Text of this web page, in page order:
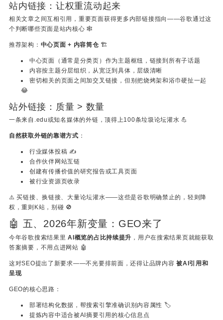
站内链接：让权重流动起来
相关文章之间互相引用，重要页面获得更多内部链接指向——谷歌通过这
个判断哪些页面是站内核心 🕸️
推荐架构： 中心页面 + 内容筒仓 🏗️
中心页面（通常是分类页）作为主题枢纽，链接到所有子话题
内容按主题分层组织，从宽泛到具体，层级清晰
密切相关的页面之间加交叉链接，但别把烧烤架和浴巾硬扯一起
😂
站外链接：质量 > 数量
一条来自.edu或知名媒体的外链，顶得上100条垃圾论坛灌水 💪
自然获取外链的靠谱方式 ：
行业媒体投稿 ✍️
合作伙伴网站互链
创建有传播价值的研究报告或工具页面
被行业资源页收录
⚠️ 买链接、换链接、大量论坛灌水——这些是谷歌明确禁止的，轻则降
权，重则K站，别碰 🚫
🤖 五、2026年新变量：GEO来了
今年谷歌搜索结果里 AI概览的占比持续提升 ，用户在搜索结果页就能获取
答案摘要，不用点进网站 🤖
这对SEO提出了新要求——不光要排前面，还得让品牌内容 被AI引用和
呈现
GEO的核心思路：
部署结构化数据，帮搜索引擎准确识别内容属性 🏷️
提炼内容中适合被AI摘要引用的核心信息点